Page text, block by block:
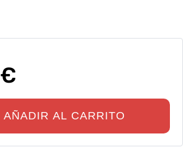
€
AÑADIR AL CARRITO